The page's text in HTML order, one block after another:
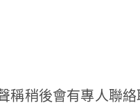
稱稍後會有專人聯